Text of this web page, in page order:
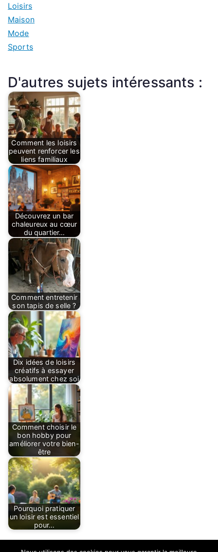
Loisirs
Maison
Mode
Sports
D'autres sujets intéressants :
Comment les loisirs
peuvent renforcer les
liens familiaux
Découvrez un bar
chaleureux au cœur
du quartier…
Comment entretenir
son tapis de selle ?
Dix idées de loisirs
créatifs à essayer
absolument chez soi
Comment choisir le
bon hobby pour
améliorer votre bien-
être
Pourquoi pratiquer
un loisir est essentiel
pour…